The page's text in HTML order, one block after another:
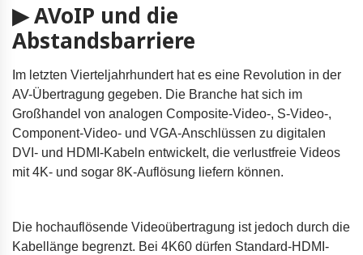
▶ AVoIP und die
Abstandsbarriere
Im letzten Vierteljahrhundert hat es eine Revolution in der
AV-Übertragung gegeben. Die Branche hat sich im
Großhandel von analogen Composite-Video-, S-Video-,
Component-Video- und VGA-Anschlüssen zu digitalen
DVI- und HDMI-Kabeln entwickelt, die verlustfreie Videos
mit 4K- und sogar 8K-Auflösung liefern können.
Die hochauflösende Videoübertragung ist jedoch durch die
Kabellänge begrenzt. Bei 4K60 dürfen Standard-HDMI-